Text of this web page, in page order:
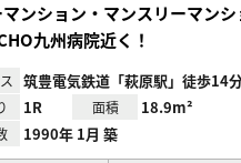
ンション・マンスリーマンシ
九州病院近く！
筑豊電気鉄道「萩原駅」徒歩14
1R 面積 18.9m²
1990年 1月 築